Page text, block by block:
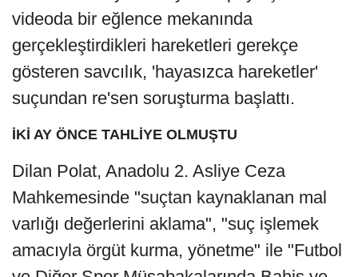
videoda bir eğlence mekanında
gerçekleştirdikleri hareketleri gerekçe
gösteren savcılık, 'hayasızca hareketler'
suçundan re'sen soruşturma başlattı.
İKİ AY ÖNCE TAHLİYE OLMUŞTU
Dilan Polat, Anadolu 2. Asliye Ceza
Mahkemesinde "suçtan kaynaklanan mal
varlığı değerlerini aklama", "suç işlemek
amacıyla örgüt kurma, yönetme" ile "Futbol